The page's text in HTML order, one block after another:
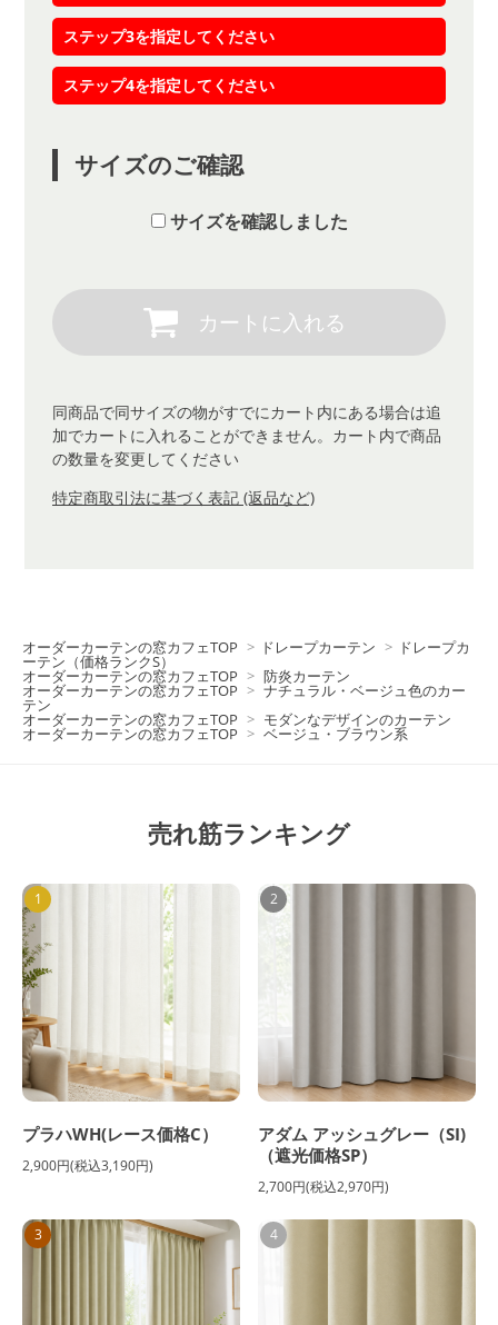
ステップ3を指定してください
ステップ4を指定してください
サイズのご確認
サイズを確認しました
同商品で同サイズの物がすでにカート内にある場合は追
加でカートに入れることができません。カート内で商品
の数量を変更してください
特定商取引法に基づく表記 (返品など)
オーダーカーテンの窓カフェTOP > ドレープカーテン > ドレープカ
ーテン（価格ランクS）
オーダーカーテンの窓カフェTOP > 防炎カーテン
オーダーカーテンの窓カフェTOP > ナチュラル・ベージュ色のカー
テン
オーダーカーテンの窓カフェTOP > モダンなデザインのカーテン
オーダーカーテンの窓カフェTOP > ベージュ・ブラウン系
売れ筋ランキング
1
プラハWH(レース価格C）
2,900円(税込3,190円)
2
アダム アッシュグレー（SI)
（遮光価格SP）
2,700円(税込2,970円)
3 4